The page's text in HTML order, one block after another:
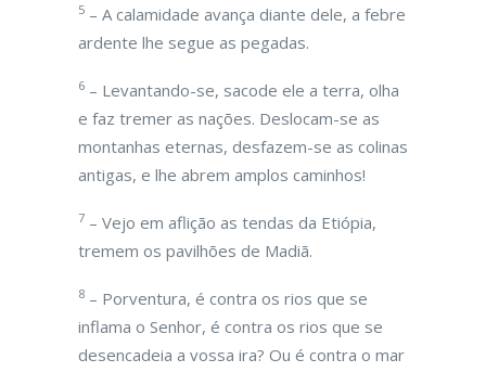
5 – A calamidade avança diante dele, a febre
ardente lhe segue as pegadas.
6 – Levantando-se, sacode ele a terra, olha
e faz tremer as nações. Deslocam-se as
montanhas eternas, desfazem-se as colinas
antigas, e lhe abrem amplos caminhos!
7 – Vejo em aflição as tendas da Etiópia,
tremem os pavilhões de Madiã.
8 – Porventura, é contra os rios que se
inflama o Senhor, é contra os rios que se
desencadeia a vossa ira? Ou é contra o mar